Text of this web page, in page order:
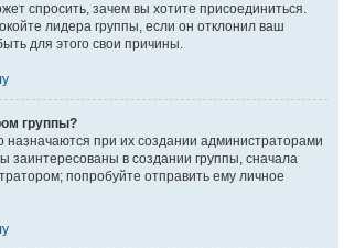
спросить, зачем вы хотите присоединиться.
лидера группы, если он отклонил ваш
для этого свои причины.
группы?
назначаются при их создании администраторами
заинтересованы в создании группы, сначала
попробуйте отправить ему личное